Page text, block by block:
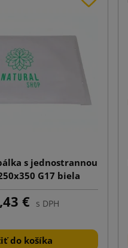
s jednostrannou
G17 biela
€ s DPH
do košíka